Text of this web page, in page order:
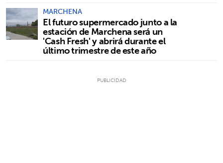
MARCHENA
El futuro supermercado junto a la
estación de Marchena será un
'Cash Fresh' y abrirá durante el
último trimestre de este año